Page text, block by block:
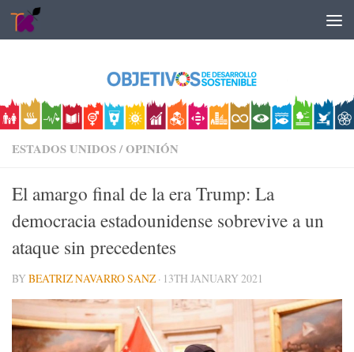
Skip to content
ESTADOS UNIDOS/OPINIÓN
El amargo final de la era Trump: La
democracia estadounidense sobrevive a un
ataque sin precedentes
BYBEATRIZ NAVARRO SANZ · 13TH JANUARY 2021